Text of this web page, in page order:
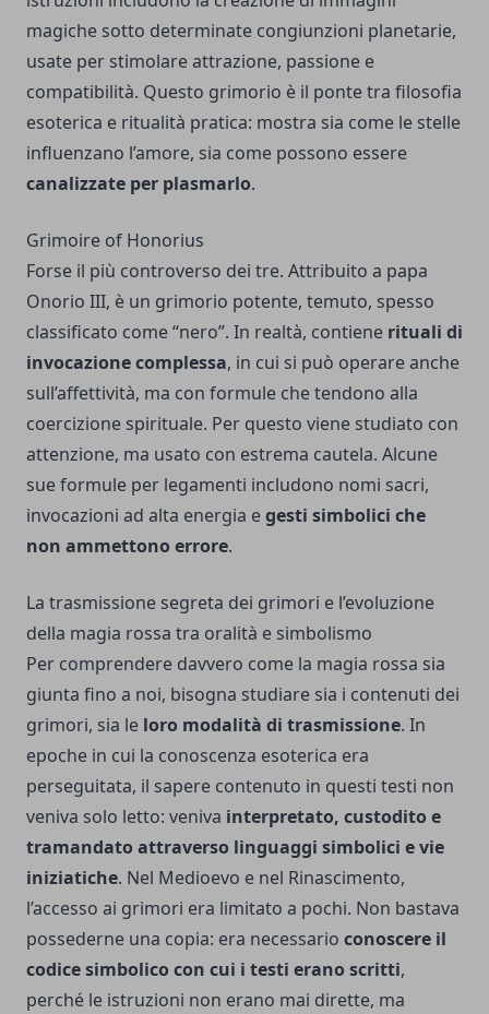
magiche sotto determinate congiunzioni planetarie,
usate per stimolare attrazione, passione e
compatibilità. Questo grimorio è il ponte tra filosofia
esoterica e ritualità pratica: mostra sia come le stelle
influenzano l’amore, sia come possono essere
canalizzate per plasmarlo.
Grimoire of Honorius
Forse il più controverso dei tre. Attribuito a papa
Onorio III, è un grimorio potente, temuto, spesso
classificato come “nero”. In realtà, contiene rituali di
invocazione complessa, in cui si può operare anche
sull’affettività, ma con formule che tendono alla
coercizione spirituale. Per questo viene studiato con
attenzione, ma usato con estrema cautela. Alcune
sue formule per legamenti includono nomi sacri,
invocazioni ad alta energia egesti simbolici che
non ammettono errore.
La trasmissione segreta dei grimori e l’evoluzione
della magia rossa tra oralità e simbolismo
Per comprendere davvero come la magia rossa sia
giunta fino a noi, bisogna studiare sia i contenuti dei
grimori, sia le loro modalità di trasmissione. In
epoche in cui la conoscenza esoterica era
perseguitata, il sapere contenuto in questi testi non
veniva solo letto: veniva interpretato, custodito e
tramandato attraverso linguaggi simbolici e vie
iniziatiche. Nel Medioevo e nel Rinascimento,
l’accesso ai grimori era limitato a pochi. Non bastava
possederne una copia: era necessario conoscere il
codice simbolico con cui i testi erano scritti,
perché le istruzioni non erano mai dirette, ma